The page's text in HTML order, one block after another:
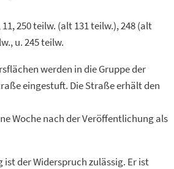
250 teilw. (alt 131 teilw.), 248 (alt
u. 245 teilw.
werden in die Gruppe der
eingestuft. Die Straße erhält den
Woche nach der Veröffentlichung als
ist der Widerspruch zulässig. Er ist